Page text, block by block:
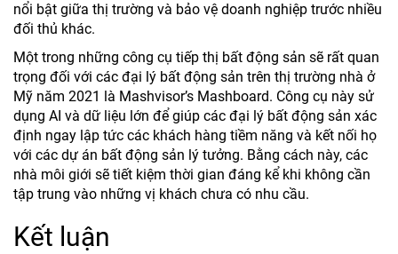
nổi bật giữa thị trường và bảo vệ doanh nghiệp trước nhiều
đối thủ khác.
Một trong những công cụ tiếp thị bất động sản sẽ rất quan
trọng đối với các đại lý bất động sản trên thị trường nhà ở
Mỹ năm 2021 là Mashvisor’s Mashboard. Công cụ này sử
dụng AI và dữ liệu lớn để giúp các đại lý bất động sản xác
định ngay lập tức các khách hàng tiềm năng và kết nối họ
với các dự án bất động sản lý tưởng. Bằng cách này, các
nhà môi giới sẽ tiết kiệm thời gian đáng kể khi không cần
tập trung vào những vị khách chưa có nhu cầu.
Kết luận